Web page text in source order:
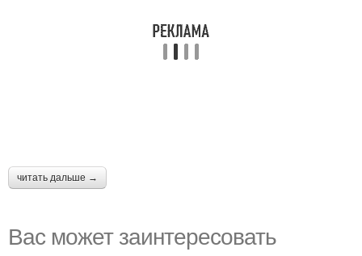
читать дальше →
Вас может заинтересовать